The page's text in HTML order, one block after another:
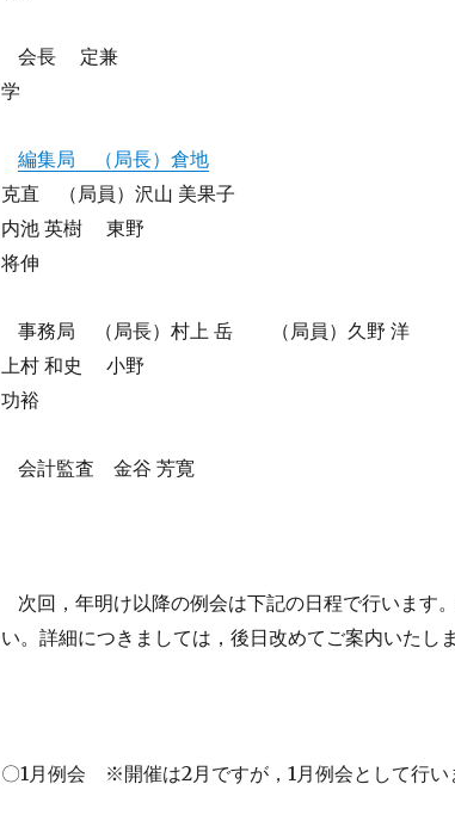
会長
定兼
学
編集局 （局長）倉地
克直 （局員） 沢山 美果子
内池 英樹
東野
将伸
事務局 （局長）村上 岳 （局員）久野 洋
上村 和史
小野
功裕
会計監査 金谷 芳寛
次回，年明け以降の例会は下記の日程で行います
い。 詳細につきましては，後日改めてご案内いたしま
〇1 月例会 ※開催は2月ですが， 1 月例会として行い